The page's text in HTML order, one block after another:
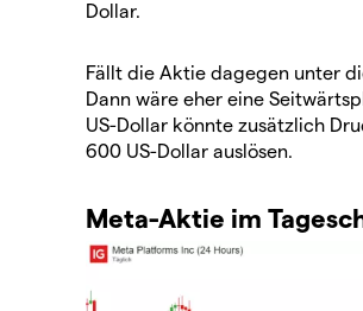
Dollar.
Fällt die Aktie dagegen unter
Dann wäre eher eine
US-Dollar könnte zusätzlich
600 US-Dollar auslösen.
Meta-Aktie im